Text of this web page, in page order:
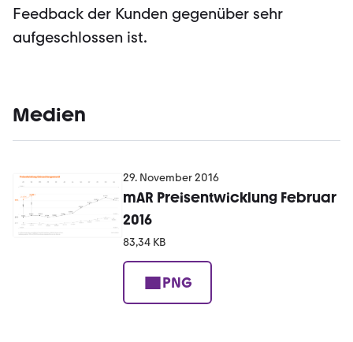
Feedback der Kunden gegenüber sehr
aufgeschlossen ist.
Medien
29. November 2016
mAR Preisentwicklung Februar
2016
83,34 KB
PNG